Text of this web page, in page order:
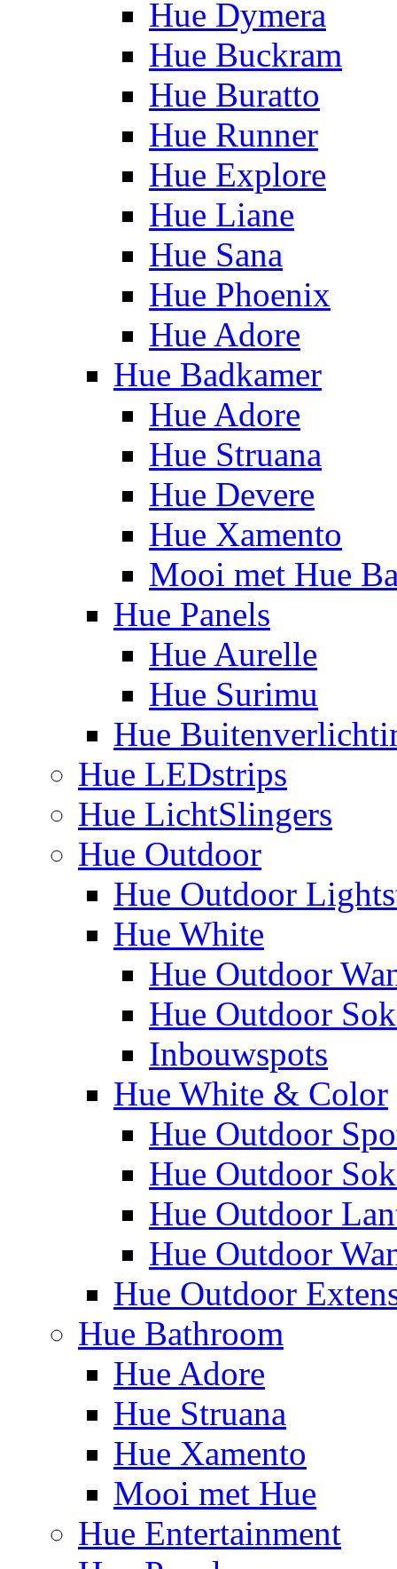
Hue Dymera
Hue Buckram
Hue Buratto
Hue Runner
Hue Explore
Hue Liane
Hue Sana
Hue Phoenix
Hue Adore
Hue Badkamer
Hue Adore
Hue Struana
Hue Devere
Hue Xamento
Mooi met Hue
Hue Panels
Hue Aurelle
Hue Surimu
Hue
Hue LEDstrips
Hue LichtSlingers
Hue Outdoor
Hue Outdoor
Hue White
Hue Outdoor
Hue Outdoor
Inbouwspots
Hue White & Color
Hue Outdoor
Hue Outdoor
Hue Outdoor
Hue Outdoor
Hue Outdoor
Hue Bathroom
Hue Adore
Hue Struana
Hue Xamento
Mooi met Hue
Hue Entertainment